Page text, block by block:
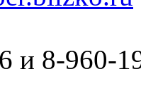
и 8-960-